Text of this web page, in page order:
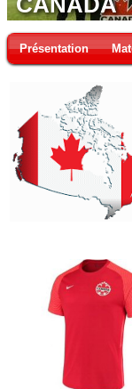
Présentation